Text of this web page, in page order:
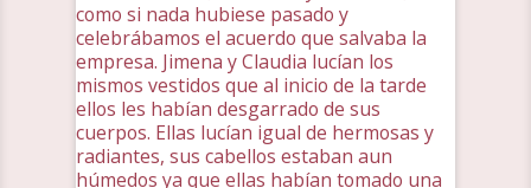
como si nada hubiese pasado y
celebrábamos el acuerdo que salvaba la
empresa. Jimena y Claudia lucían los
mismos vestidos que al inicio de la tarde
ellos les habían desgarrado de sus
cuerpos. Ellas lucían igual de hermosas y
radiantes, sus cabellos estaban aun
húmedos ya que ellas habían tomado una